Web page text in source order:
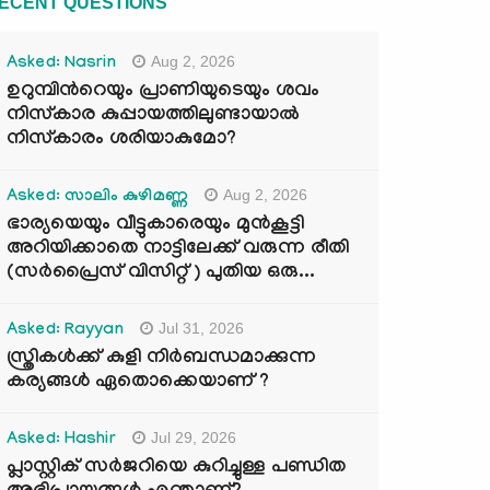
Asked: Nasrin Aug 2, 2026
ഉറുമ്പിന്‍റെയും പ്രാണിയുടെയും ശവം
നിസ്കാര കുപ്പായത്തിലുണ്ടായാൽ
നിസ്കാരം ശരിയാകുമോ?
Asked: സാലിം കുഴിമണ്ണ Aug 2, 2026
ഭാര്യയെയും വീട്ടുകാരെയും മുൻകൂട്ടി
അറിയിക്കാതെ നാട്ടിലേക്ക് വരുന്ന രീതി
(സർപ്രൈസ് വിസിറ്റ് ) പുതിയ ഒരു...
Asked: Rayyan Jul 31, 2026
സ്ത്രികൾക്ക് കുളി നിർബന്ധമാക്കുന്ന
കര്യങ്ങൾ ഏതൊക്കെയാണ് ?
Asked: Hashir Jul 29, 2026
പ്ലാസ്റ്റിക് സർജറിയെ കുറിച്ചുള്ള പണ്ഡിത